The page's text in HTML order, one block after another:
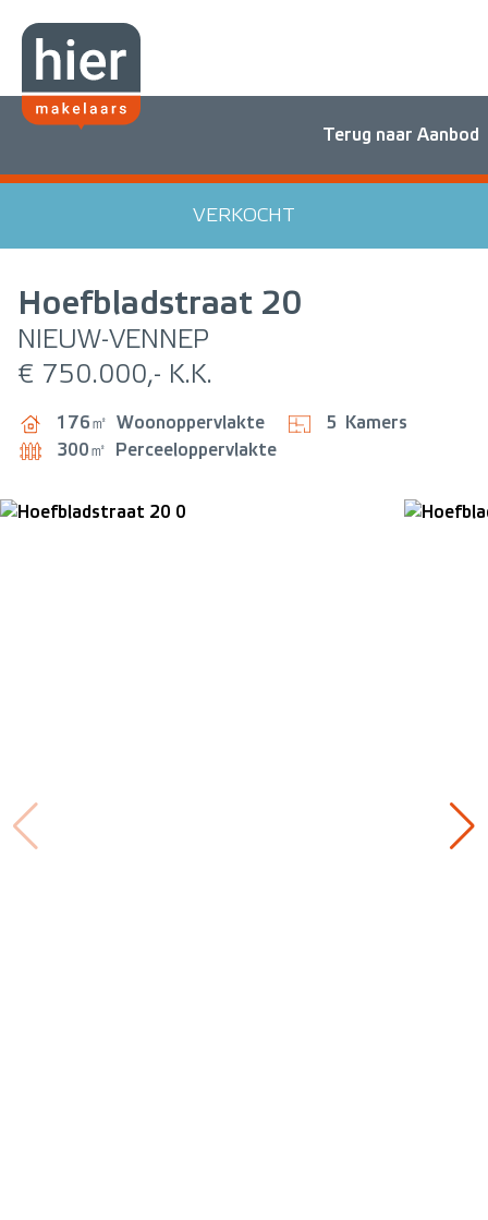
Terug naar Aanbod
VERKOCHT
Hoefbladstraat 20
NIEUW-VENNEP
€ 750.000,- K.K.
176㎡ Woonoppervlakte 5
Kamers
300㎡
Perceeloppervlakte